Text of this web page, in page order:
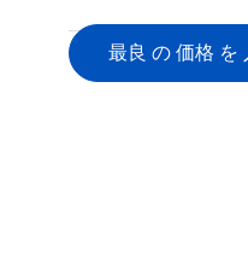
最良 の 価格 を